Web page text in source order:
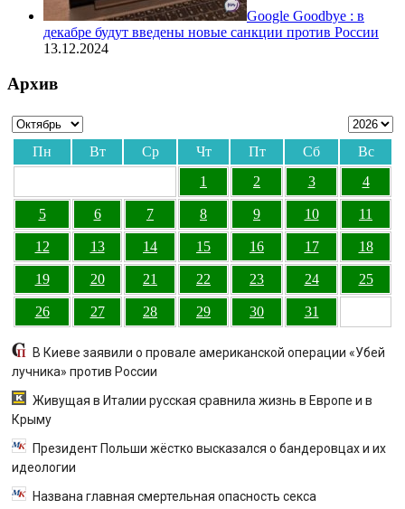
Google Goodbye : в
декабре будут введены новые санкции против России
13.12.2024
Архив
Пн Вт Ср Чт Пт Сб
Вс
1
2 3 4
5 6 7 8 9 10 11
12 13 14 15 16 17 18
19 20 21 22 23 24 25
26 27 28 29 30 31
В Киеве заявили о провале американской операции «Убей
лучника» против России
Живущая в Италии русская сравнила жизнь в Европе и в
Крыму
Президент Польши жёстко высказался о бандеровцах и их
идеологии
Названа главная смертельная опасность секса